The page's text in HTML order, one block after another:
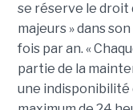
se réserve le droit
majeurs » dans
fois par an. «
partie de la
une indisponibilité